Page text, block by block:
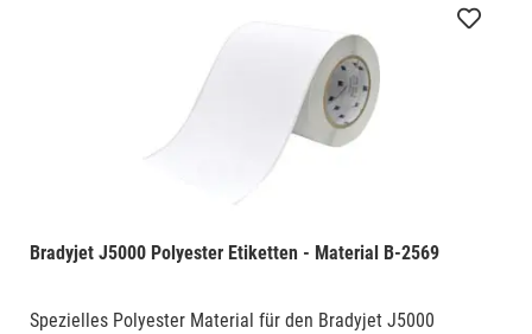
Bradyjet J5000 Polyester Etiketten - Material B-2569
Spezielles Polyester Material für den Bradyjet J5000